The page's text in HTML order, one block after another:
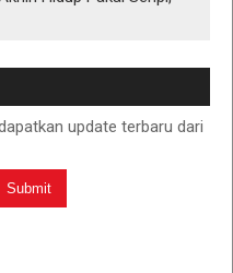
update terbaru dari